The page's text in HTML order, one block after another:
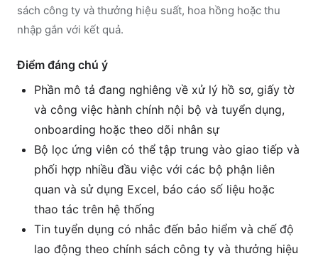
sách công ty và thưởng hiệu suất, hoa hồng hoặc thu
nhập gắn với kết quả.
Điểm đáng chú ý
Phần mô tả đang nghiêng về xử lý hồ sơ, giấy tờ
và công việc hành chính nội bộ và tuyển dụng,
onboarding hoặc theo dõi nhân sự
Bộ lọc ứng viên có thể tập trung vào giao tiếp và
phối hợp nhiều đầu việc với các bộ phận liên
quan và sử dụng Excel, báo cáo số liệu hoặc
thao tác trên hệ thống
Tin tuyển dụng có nhắc đến bảo hiểm và chế độ
lao động theo chính sách công ty và thưởng hiệu